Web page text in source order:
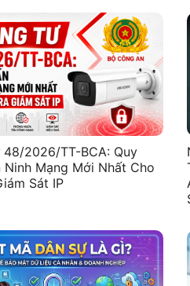
48/2026/TT-BCA: Quy
Ninh Mạng Mới Nhất Cho
Sát IP